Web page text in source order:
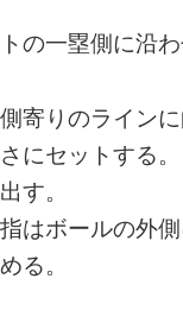
の一塁側に沿わ
寄りのラインに
にセットする。
す。
はボールの外側
る。